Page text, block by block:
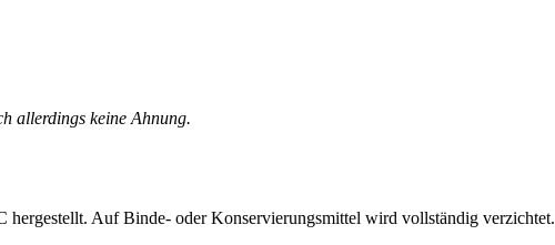
allerdings keine Ahnung.
hergestellt. Auf Binde- oder Konservierungsmittel wird vollständig verzichtet.